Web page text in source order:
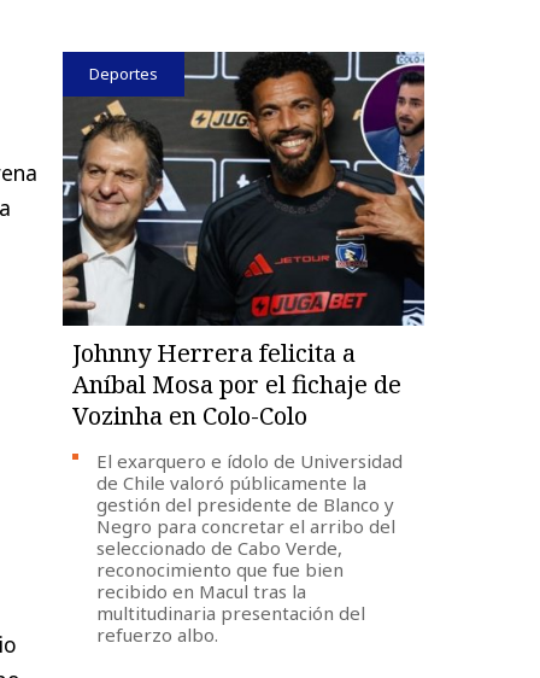
Deportes
Johnny Herrera felicita a
Aníbal Mosa por el fichaje de
Vozinha en Colo-Colo
El exarquero e ídolo de Universidad
de Chile valoró públicamente la
gestión del presidente de Blanco y
Negro para concretar el arribo del
seleccionado de Cabo Verde,
reconocimiento que fue bien
recibido en Macul tras la
multitudinaria presentación del
refuerzo albo.